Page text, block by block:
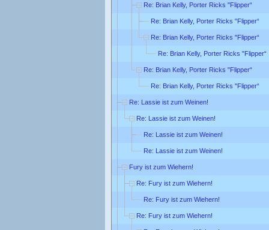
Re: Brian Kelly, Porter Ricks "Flipper“
Re: Brian Kelly, Porter Ricks "Flipper“
Re: Brian Kelly, Porter Ricks "Flipper“
Re: Brian Kelly, Porter Ricks "Flipper“
Re: Brian Kelly, Porter Ricks "Flipper“
Re: Brian Kelly, Porter Ricks "Flipper“
Re: Lassie ist zum Weinen!
Re: Lassie ist zum Weinen!
Re: Lassie ist zum Weinen!
Re: Lassie ist zum Weinen!
Fury ist zum Wiehern!
Re: Fury ist zum Wiehern!
Re: Fury ist zum Wiehern!
Re: Fury ist zum Wiehern!